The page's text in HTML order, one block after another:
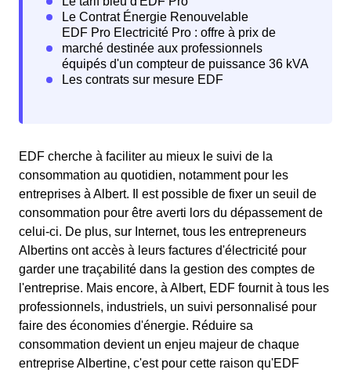
EDF cherche à faciliter au mieux le suivi de la
consommation au quotidien, notamment pour les
entreprises à Albert. Il est possible de fixer un seuil de
consommation pour être averti lors du dépassement de
celui-ci. De plus, sur Internet, tous les entrepreneurs
Albertins ont accès à leurs factures d'électricité pour
garder une traçabilité dans la gestion des comptes de
l'entreprise. Mais encore, à Albert, EDF fournit à tous les
professionnels, industriels, un suivi personnalisé pour
faire des économies d'énergie. Réduire sa
consommation devient un enjeu majeur de chaque
entreprise Albertine, c'est pour cette raison qu'EDF